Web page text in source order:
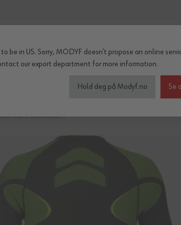
LANGERMET
to be in US. Sorry, MODYF doesn’t propose an online
our export department for more information.
Hold deg på Modyf.no Se